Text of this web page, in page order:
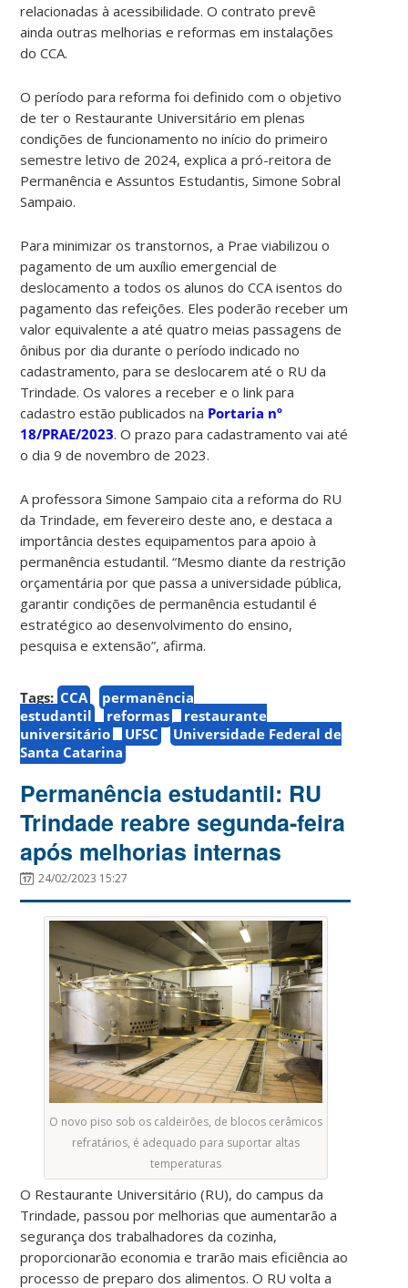
relacionadas à acessibilidade. O contrato prevê
ainda outras melhorias e reformas em instalações
do CCA.
O período para reforma foi definido com o objetivo
de ter o Restaurante Universitário em plenas
condições de funcionamento no início do primeiro
semestre letivo de 2024, explica a pró-reitora de
Permanência e Assuntos Estudantis, Simone Sobral
Sampaio.
Para minimizar os transtornos, a Prae viabilizou o
pagamento de um auxílio emergencial de
deslocamento a todos os alunos do CCA isentos do
pagamento das refeições. Eles poderão receber um
valor equivalente a até quatro meias passagens de
ônibus por dia durante o período indicado no
cadastramento, para se deslocarem até o RU da
Trindade. Os valores a receber e o link para
cadastro estão publicados na Portaria nº
18/PRAE/2023. O prazo para cadastramento vai até
o dia 9 de novembro de 2023.
A professora Simone Sampaio cita a reforma do RU
da Trindade, em fevereiro deste ano, e destaca a
importância destes equipamentos para apoio à
permanência estudantil. “Mesmo diante da restrição
orçamentária por que passa a universidade pública,
garantir condições de permanência estudantil é
estratégico ao desenvolvimento do ensino,
pesquisa e extensão”, afirma.
Tags: CCA
permanência
estudantil
reformas
restaurante
universitário
UFSC
Universidade Federal de
Santa Catarina
Permanência estudantil: RU
Trindade reabre segunda-feira
após melhorias internas
24/02/2023 15:27
O novo piso sob os caldeirões, de blocos cerâmicos
refratários, é adequado para suportar altas
temperaturas
O Restaurante Universitário (RU), do campus da
Trindade, passou por melhorias que aumentarão a
segurança dos trabalhadores da cozinha,
proporcionarão economia e trarão mais eficiência ao
processo de preparo dos alimentos. O RU volta a